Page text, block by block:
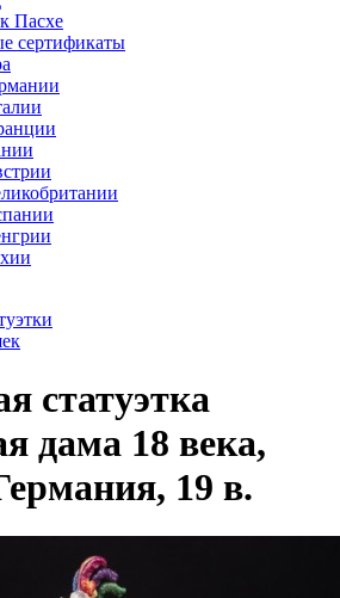
Пасхе
сертификаты
статуэтка
дама 18 века,
19 в.